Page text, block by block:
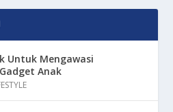
Untuk Mengawasi
Anak